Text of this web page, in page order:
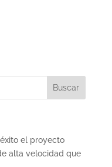
el proyecto
alta velocidad que